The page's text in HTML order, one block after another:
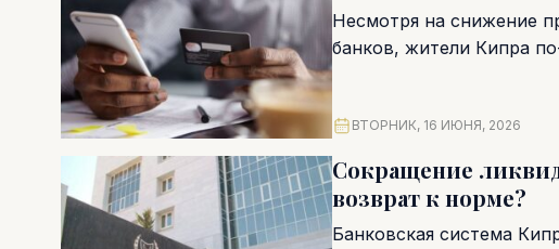
Несмотря на снижение
банков, жители Кипра
ВТОРНИК, 16 ИЮНЯ, 2026
Сокращение
возврат к норме?
Банковская система